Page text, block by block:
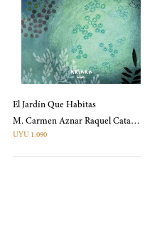
El Jardín Que Habitas
M. Carmen Aznar Raquel Catalina
UYU 1.090